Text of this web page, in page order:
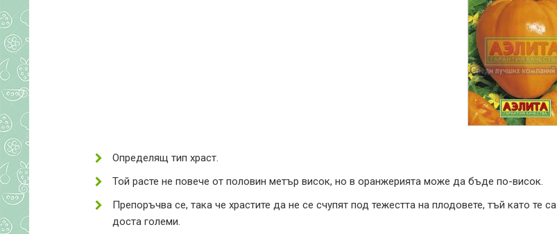
Определящ тип храст.
Той расте не повече от половин метър висок, но в оранжерията може да бъде по-висок.
Препоръчва се, така че храстите да не се счупят под тежестта на плодовете, тъй като те са
доста големи.